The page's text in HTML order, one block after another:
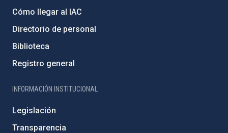
Cómo llegar al IAC
Directorio de personal
Biblioteca
Registro general
INFORMACIÓN INSTITUCIONAL
Legislación
Transparencia